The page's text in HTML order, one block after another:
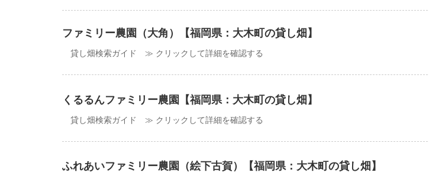
ファミリー農園（大角）【福岡県：大木町の貸し畑】
貸し畑検索ガイド ≫ クリックして詳細を確認する
くるるんファミリー農園【福岡県：大木町の貸し畑】
貸し畑検索ガイド ≫ クリックして詳細を確認する
ふれあいファミリー農園（絵下古賀）【福岡県：大木町の貸し畑】